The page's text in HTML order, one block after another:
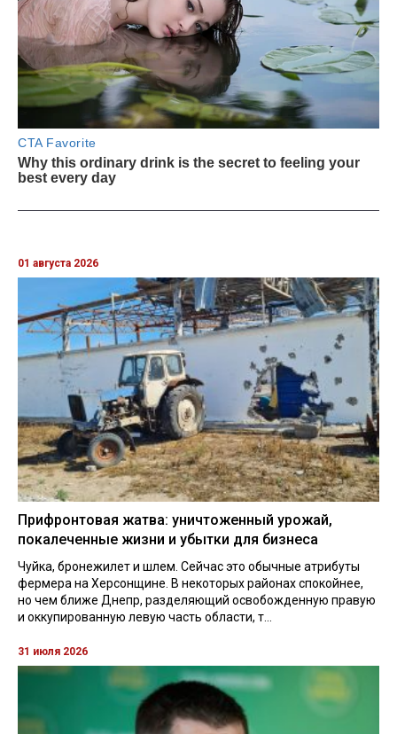
01 августа 2026
Прифронтовая жатва: уничтоженный урожай,
покалеченные жизни и убытки для бизнеса
Чуйка, бронежилет и шлем. Сейчас это обычные атрибуты
фермера на Херсонщине. В некоторых районах спокойнее,
но чем ближе Днепр, разделяющий освобожденную правую
и оккупированную левую часть области, т...
31 июля 2026